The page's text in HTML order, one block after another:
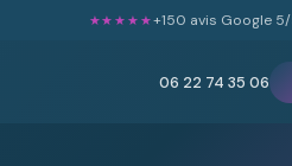
★★★★★+150 avis Google
06 22 74 35 06